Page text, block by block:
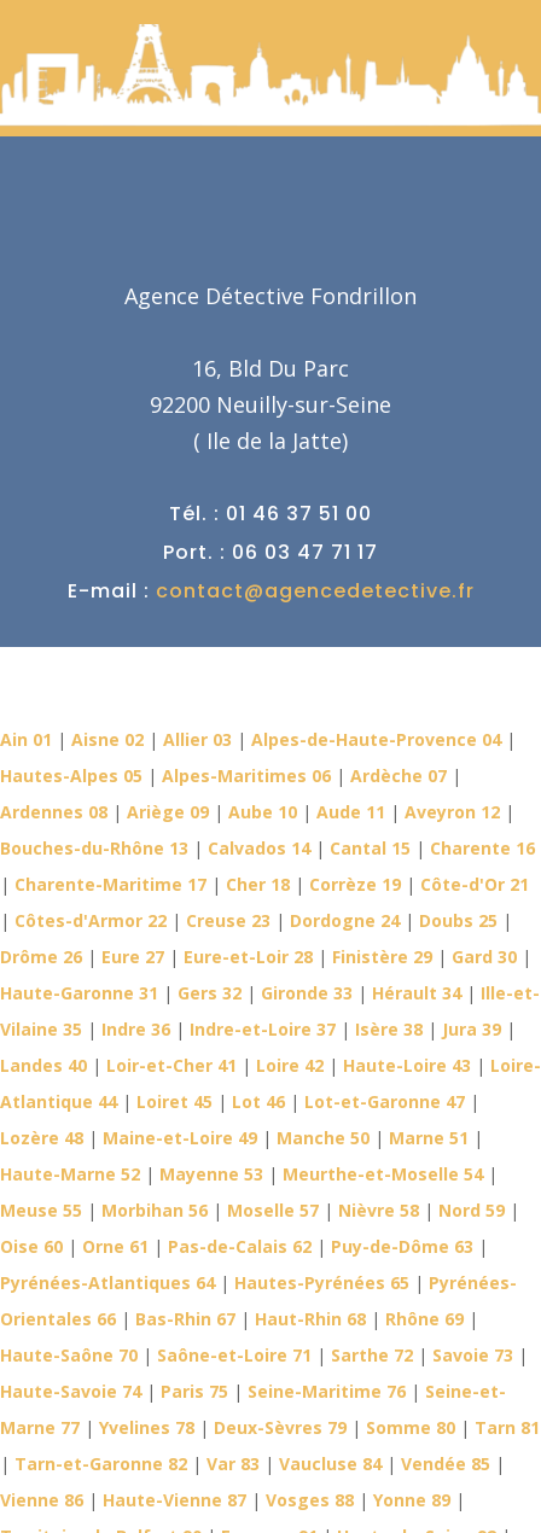
Agence Détective Fondrillon
16, Bld Du Parc
92200 Neuilly-sur-Seine
( Ile de la Jatte)
Tél. : 01 46 37 51 00
Port. : 06 03 47 71 17
E-mail : contact@agencedetective.fr
Ain 01 | Aisne 02 | Allier 03 | Alpes-de-Haute-Provence 04|
Hautes-Alpes 05 | Alpes-Maritimes 06 | Ardèche 07 |
Ardennes 08 | Ariège 09 | Aube 10 | Aude 11 | Aveyron 12 |
Bouches-du-Rhône 13 | Calvados 14| Cantal 15 | Charente 16
| Charente-Maritime 17 | Cher 18 | Corrèze 19 | Côte-d'Or 21
| Côtes-d'Armor 22 | Creuse 23 | Dordogne 24| Doubs 25 |
Drôme 26 | Eure 27 | Eure-et-Loir 28 | Finistère 29 | Gard 30 |
Haute-Garonne 31 | Gers 32 | Gironde 33 | Hérault 34| Ille-et-
Vilaine 35 | Indre 36 | Indre-et-Loire 37 | Isère 38 | Jura 39 |
Landes 40 | Loir-et-Cher 41 | Loire 42 | Haute-Loire 43 | Loire-
Atlantique 44| Loiret 45 | Lot 46 | Lot-et-Garonne 47 |
Lozère 48 | Maine-et-Loire 49 | Manche 50 | Marne 51 |
Haute-Marne 52 | Mayenne 53 | Meurthe-et-Moselle 54|
Meuse 55 | Morbihan 56 | Moselle 57 | Nièvre 58 | Nord 59 |
Oise 60 | Orne 61 | Pas-de-Calais 62 | Puy-de-Dôme 63 |
Pyrénées-Atlantiques 64| Hautes-Pyrénées 65 | Pyrénées-
Orientales 66 | Bas-Rhin 67 | Haut-Rhin 68 | Rhône 69 |
Haute-Saône 70 | Saône-et-Loire 71 | Sarthe 72 | Savoie 73 |
Haute-Savoie 74| Paris 75 | Seine-Maritime 76 | Seine-et-
Marne 77 | Yvelines 78 | Deux-Sèvres 79 | Somme 80 | Tarn 81
| Tarn-et-Garonne 82 | Var 83 | Vaucluse 84| Vendée 85 |
Vienne 86 | Haute-Vienne 87 | Vosges 88 | Yonne 89 |